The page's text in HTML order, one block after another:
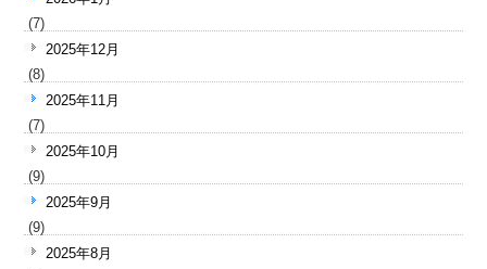
(7)
2025年12月
(8)
2025年11月
(7)
2025年10月
(9)
2025年9月
(9)
2025年8月